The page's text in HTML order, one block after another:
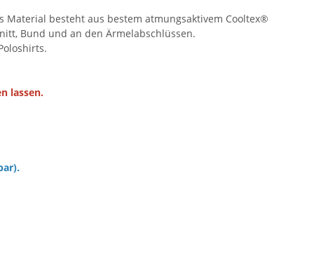
besteht aus bestem atmungsaktivem Cooltex®
Bund und an den Ärmelabschlüssen.
lassen.